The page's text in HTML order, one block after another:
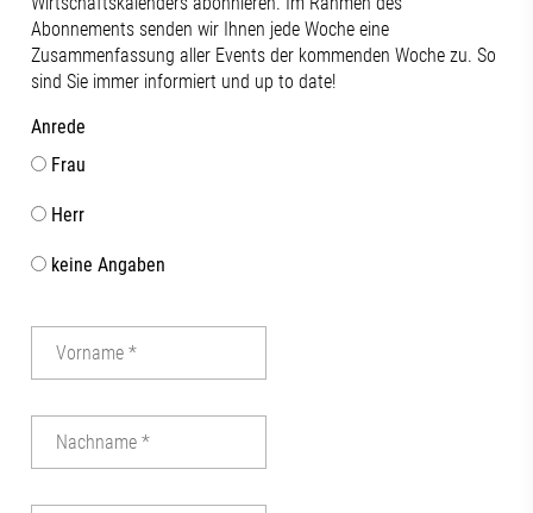
Abonnements senden wir Ihnen jede Woche eine
Zusammenfassung aller Events der kommenden Woche zu. So
sind Sie immer informiert und up to date!
Anrede
Frau
Herr
keine Angaben